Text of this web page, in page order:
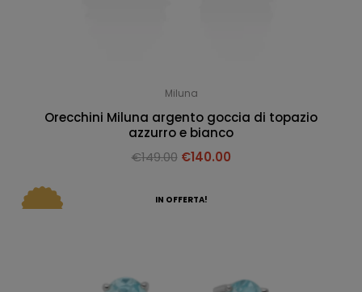
Miluna
Orecchini Miluna argento goccia di topazio
azzurro e bianco
€149.00 €140.00
IN OFFERTA!